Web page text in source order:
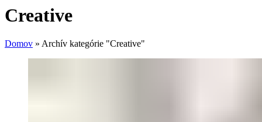
Creative
Domov » Archív kategórie "Creative"